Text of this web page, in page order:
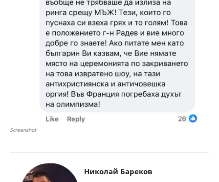
Screenshot
Николай Бареков